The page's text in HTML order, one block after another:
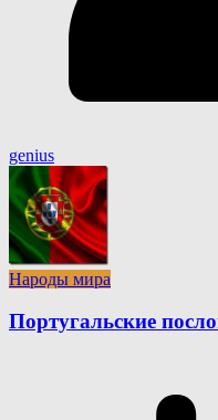
genius
Народы мира
Португальские